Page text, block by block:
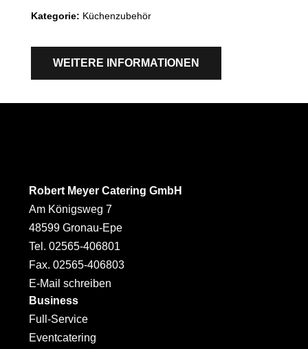
Kategorie: Küchenzubehör
WEITERE INFORMATIONEN
Robert Meyer Catering GmbH
Am Königsweg 7
48599 Gronau-Epe
Tel. 02565-406801
Fax. 02565-406803
E-Mail schreiben
Business
Full-Service
Eventcatering